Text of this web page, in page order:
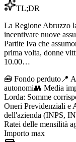
TL;DR
La Regione Abruzzo
incentivare nuove
Partite Iva che
prima volta, donne
10.00…
🧰 Fondo perduto 📍
autonomi👥 Media
Lorda: Somme
Oneri Previdenziali e
dell'azienda (INPS,
Ratei delle mensilità
Importo max